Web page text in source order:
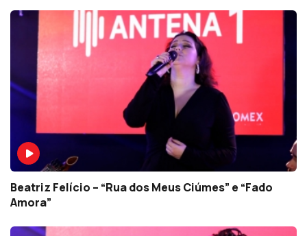
Beatriz Felício – “Rua dos Meus Ciúmes” e “Fado
Amora”